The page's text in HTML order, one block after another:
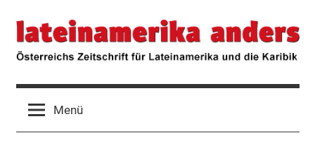
Inhalt
springen
lateinamerika
anders
Österreichs
Zeitschrift
für
und
die
Karibik
Menü